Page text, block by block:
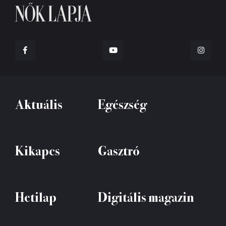
Aktuális Egészség
Kikapcs Gasztró
Hetilap Digitális magazin